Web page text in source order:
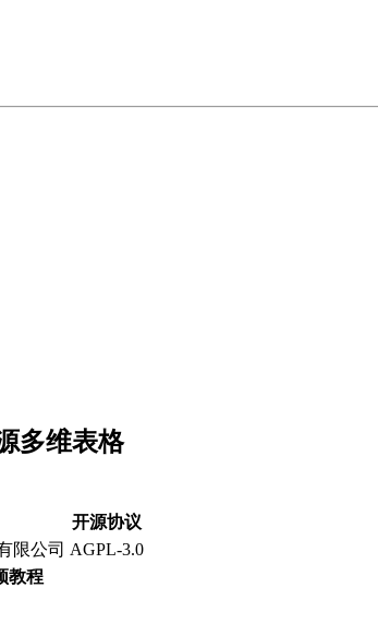
多维表格
开源协议
限公司 AGPL-3.0
教程